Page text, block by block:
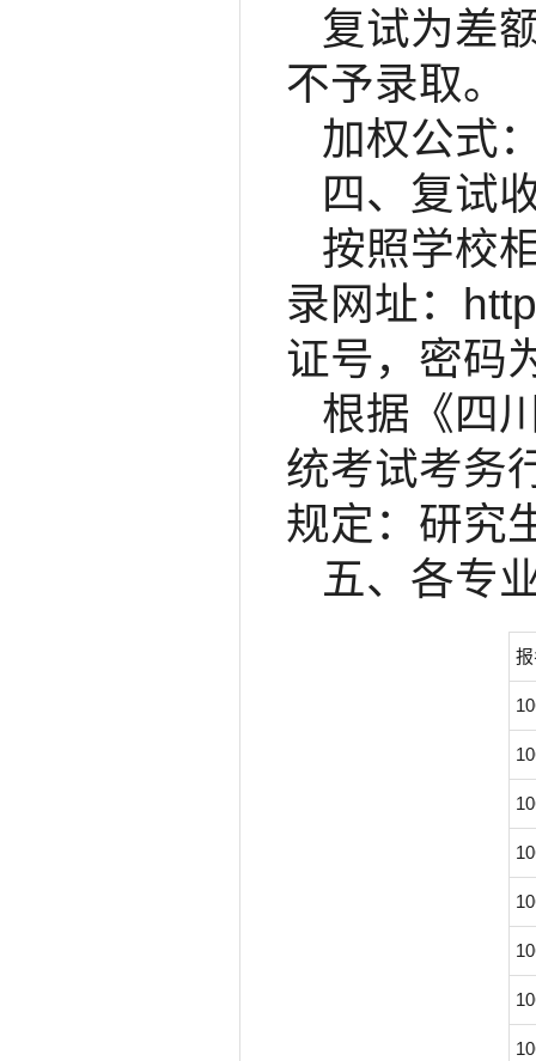
复试为差
不予录取。
加权公式
四、复试
按照学校
录网址：
证号，密码
根据《四
统考试考务
规定：研究
五、各专